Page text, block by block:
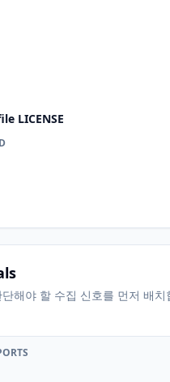
LICENSE
해야 할 수집 신호를 먼저 배치